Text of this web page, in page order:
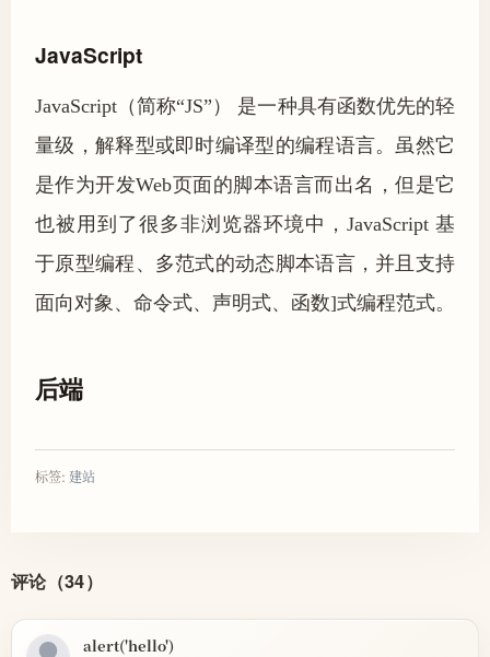
JavaScript
JavaScript（简称“JS”） 是一种具有函数优先的轻
量级，解释型或即时编译型的编程语言。虽然它
是作为开发Web页面的脚本语言而出名，但是它
也被用到了很多非浏览器环境中，JavaScript 基
于原型编程、多范式的动态脚本语言，并且支持
面向对象、命令式、声明式、函数]式编程范式。
后端
标签: 建站
评论（34）
alert('hello')